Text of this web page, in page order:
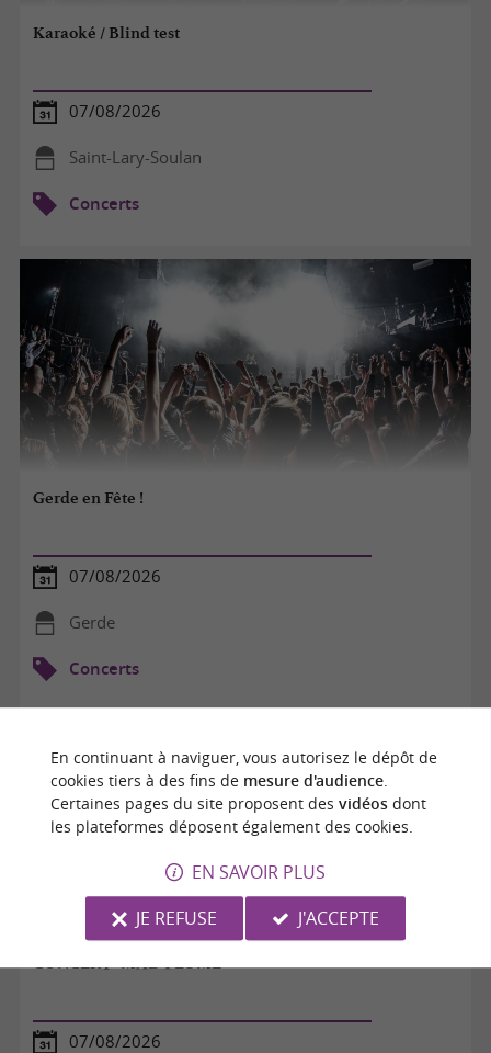
Karaoké / Blind test
07/08/2026
Saint-Lary-Soulan
Concerts
Gerde en Fête !
07/08/2026
Gerde
Concerts
CONCERT "MAD PLUME"
07/08/2026
En continuant à naviguer, vous autorisez le dépôt de
cookies tiers à des fins de mesure d'audience.
Certaines pages du site proposent des vidéosdont
les plateformes déposent également des cookies.
EN SAVOIR PLUS
JE REFUSE
J'ACCEPTE